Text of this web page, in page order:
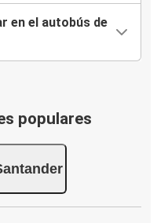
en el autobús de
populares